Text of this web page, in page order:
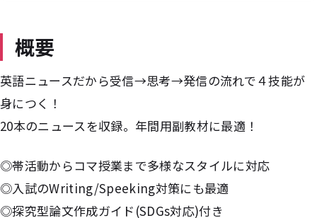
概要
英語ニュースだから受信→思考→発信の流れで４技能が
身につく！
20本のニュースを収録。年間用副教材に最適！
◎帯活動からコマ授業まで多様なスタイルに対応
◎入試のWriting/Speeking対策にも最適
◎探究型論文作成ガイド(SDGs対応)付き